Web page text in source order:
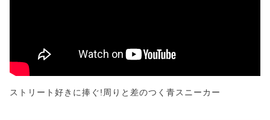
ストリート好きに捧ぐ!周りと差のつく青スニーカー